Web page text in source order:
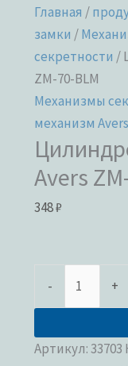
Главная /
замки /
секретности /
ZM-70-BLM
Механизмы
механизм
Avers
348₽
- +
Артикул:33703